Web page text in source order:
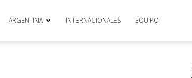
ARGENTINA INTERNACIONALES EQUIPO